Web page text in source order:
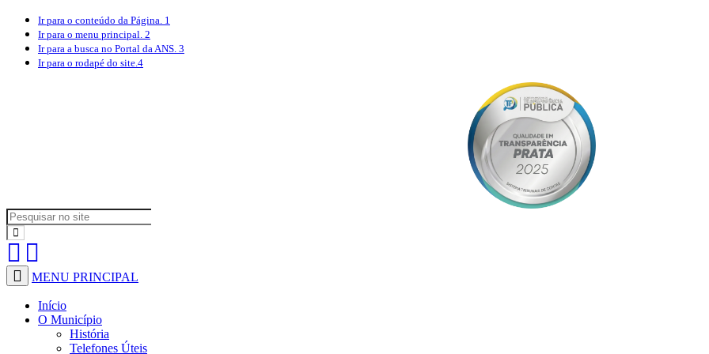
Ir para o conteúdo da Página. 1
Ir para o menu principal. 2
Ir para a busca no Portal da ANS. 3
Ir para o rodapé do site.4
MENU PRINCIPAL
Início
O Município
História
Telefones Úteis